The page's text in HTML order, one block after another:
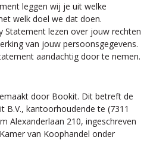
leggen wij je uit welke
welk doel we dat doen.
Statement lezen over jouw rechten
van jouw persoonsgegevens.
aandachtig door te nemen.
door Bookit. Dit betreft de
kantoorhoudende te (7311
Alexanderlaan 210, ingeschreven
van Koophandel onder